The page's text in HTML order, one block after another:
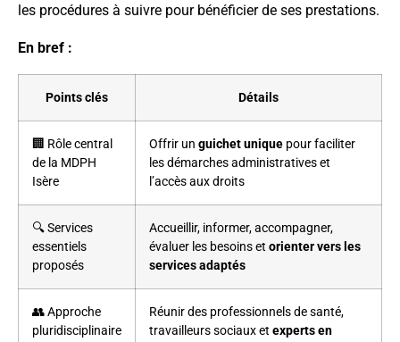
les procédures à suivre pour bénéficier de ses prestations.
En bref :
Points clés Détails
🏢 Rôle central
de la MDPH
Isère
Offrir un guichet unique pour faciliter
les démarches administratives et
l’accès aux droits
🔍 Services
essentiels
proposés
Accueillir, informer, accompagner,
évaluer les besoins et orienter vers les
services adaptés
👥 Approche
pluridisciplinaire
Réunir des professionnels de santé,
travailleurs sociaux et experts en